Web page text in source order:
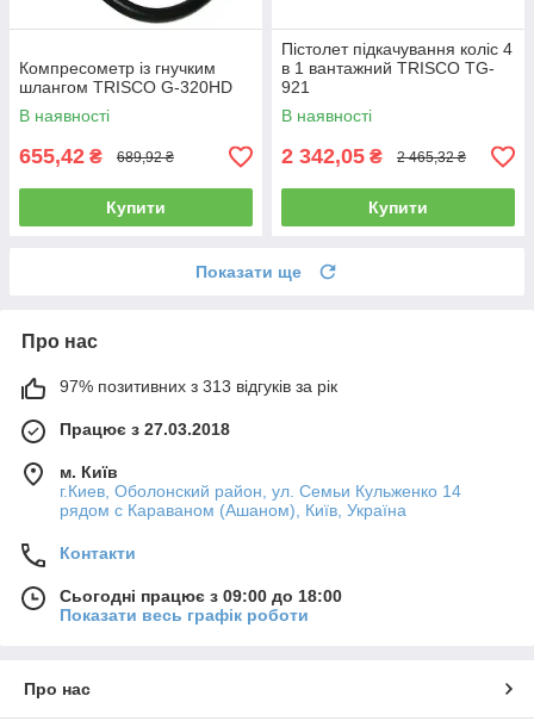
Компресометр із гнучким
шлангом TRISCO G-320HD
В наявності
655,42 ₴ 689,92 ₴
Купити
Пістолет підкачування коліс 4
в 1 вантажний TRISCO TG-
921
В наявності
2 342,05 ₴ 2 465,32 ₴
Купити
Показати ще
Про нас
97% позитивних з 313 відгуків за рік
Працює з 27.03.2018
м. Київ
г.Киев, Оболонский район, ул. Семьи Кульженко 14
рядом с Караваном (Ашаном), Київ, Україна
Контакти
Сьогодні працює з 09:00 до 18:00
Показати весь графік роботи
Про нас